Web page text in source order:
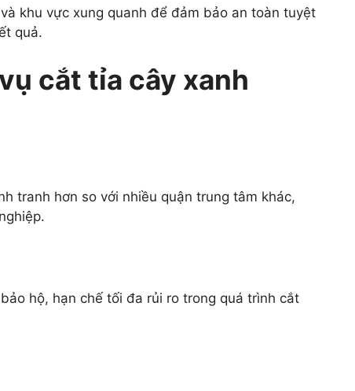
khu vực xung quanh để đảm bảo an toàn tuyệt
quả.
cắt tỉa cây xanh
tranh hơn so với nhiều quận trung tâm khác,
hộ, hạn chế tối đa rủi ro trong quá trình cắt